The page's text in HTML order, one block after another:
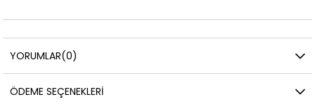
YORUMLAR(0)
ÖDEME SEÇENEKLERI